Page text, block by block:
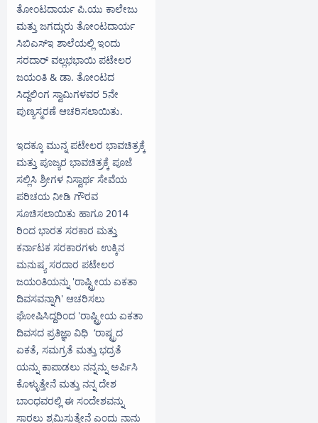
ತೋಂಟದಾರ್ಯ ಪಿ.ಯು ಕಾಲೇಜು
ಮತ್ತು ಜಗದ್ಗುರು ತೋಂಟದಾರ್ಯ
ಸಿಬಿಎಸ್ಇ ಶಾಲೆಯಲ್ಲಿ ಇಂದು
ಸರದಾರ್‌ ವಲ್ಲಭಭಾಯಿ ಪಟೇಲರ
ಜಯಂತಿ & ಡಾ. ತೋಂಟದ
ಸಿದ್ದಲಿಂಗ ಸ್ವಾಮಿಗಳವರ 5ನೇ
ಪುಣ್ಯಸ್ಮರಣೆ ಆಚರಿಸಲಾಯಿತು.
ಇದಕ್ಕೂ ಮುನ್ನ ಪಟೇಲರ ಭಾವಚಿತ್ರಕ್ಕೆ
ಮತ್ತು ಪೂಜ್ಯರ ಭಾವಚಿತ್ರಕ್ಕೆ ಪೂಜೆ
ಸಲ್ಲಿಸಿ ಶ್ರೀಗಳ ನಿಸ್ವಾರ್ಥ ಸೇವೆಯ
ಪರಿಚಯ ನೀಡಿ ಗೌರವ
ಸೂಚಿಸಲಾಯಿತು ಹಾಗೂ 2014
ರಿಂದ ಭಾರತ ಸರಕಾರ ಮತ್ತು
ಕರ್ನಾಟಕ ಸರಕಾರಗಳು ಉಕ್ಕಿನ
ಮನುಷ್ಯ ಸರದಾರ ಪಟೇಲರ
ಜಯಂತಿಯನ್ನು 'ರಾಷ್ಟ್ರೀಯ ಏಕತಾ
ದಿವಸವನ್ನಾಗಿ' ಆಚರಿಸಲು
ಘೋಷಿಸಿದ್ದರಿಂದ 'ರಾಷ್ಟ್ರೀಯ ಏಕತಾ
ದಿವಸದ ಪ್ರತಿಜ್ಞಾ ವಿಧಿ ‘ರಾಷ್ಟ್ರದ
ಏಕತೆ, ಸಮಗ್ರತೆ ಮತ್ತು ಭದ್ರತೆ
ಯನ್ನು ಕಾಪಾಡಲು ನನ್ನನ್ನು ಅರ್ಪಿಸಿ
ಕೊಳ್ಳುತ್ತೇನೆ ಮತ್ತು ನನ್ನ ದೇಶ
ಬಾಂಧವರಲ್ಲಿ ಈ ಸಂದೇಶವನ್ನು
ಸಾರಲು ಶ್ರಮಿಸುತ್ತೇನೆ ಎಂದು ನಾನು